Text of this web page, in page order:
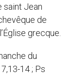
saint Jean
de
grecque.
du
14 ; Ps